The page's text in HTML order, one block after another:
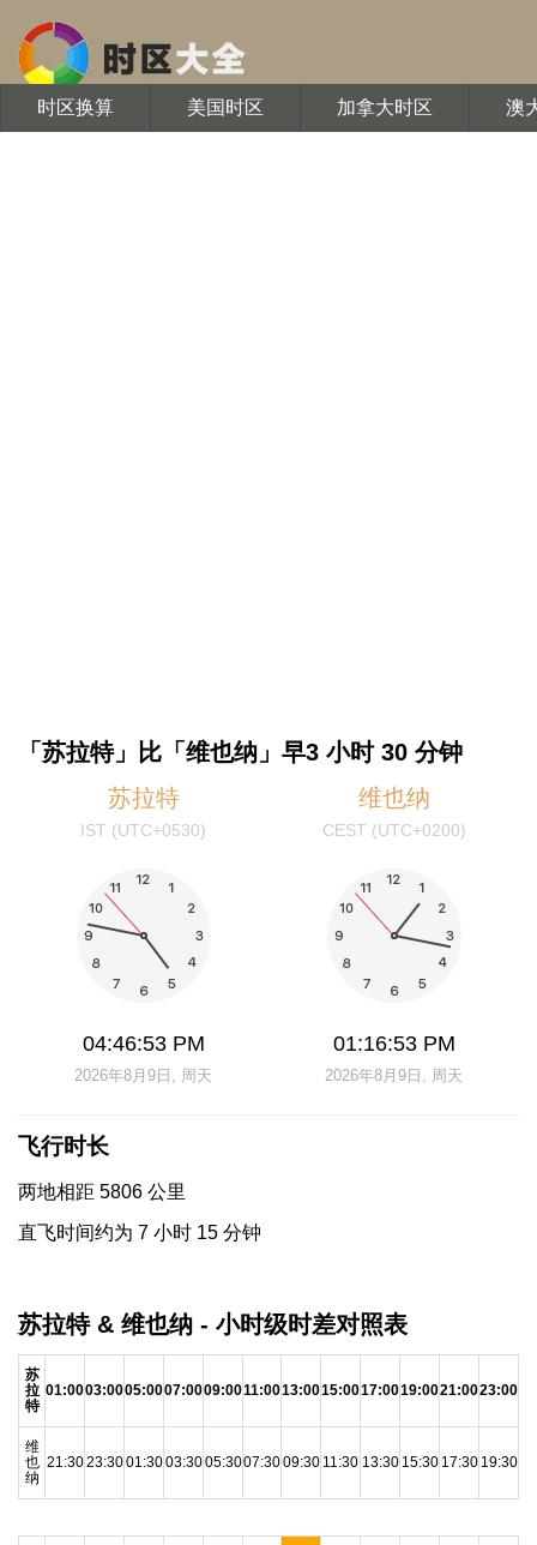
时区换算 美国时区 加拿大时区 澳
「苏拉特」比「维也纳」早3 小时 30 分钟
苏拉特
IST (UTC+0530)
04:46:53 PM
2026年8月9日, 周天
维也纳
CEST (UTC+0200)
01:16:53 PM
2026年8月9日, 周天
飞行时长
两地相距 5806 公里
直飞时间约为 7 小时 15 分钟
苏拉特 & 维也纳 - 小时级时差对照表
苏
拉
特
01:0003:0005:0007:0009:0011:0013:0015:0017:0019:0021:0023:00
维
也
纳
21:3023:3001:3003:3005:3007:3009:30 11:30 13:30 15:30 17:30 19:30